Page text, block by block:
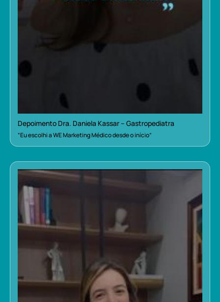
Depoimento Dra. Daniela Kassar – Gastropediatra
“Eu escolhi a WE Marketing Médico desde o início”